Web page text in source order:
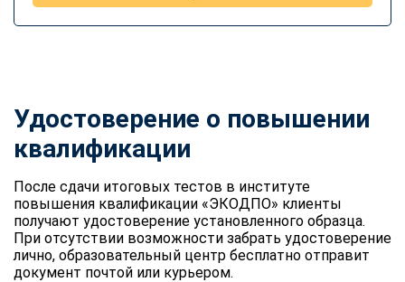
Удостоверение о повышении
квалификации
После сдачи итоговых тестов в институте
повышения квалификации «ЭКОДПО» клиенты
получают удостоверение установленного образца.
При отсутствии возможности забрать удостоверение
лично, образовательный центр бесплатно отправит
документ почтой или курьером.